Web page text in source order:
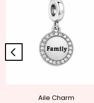
Aile Charm